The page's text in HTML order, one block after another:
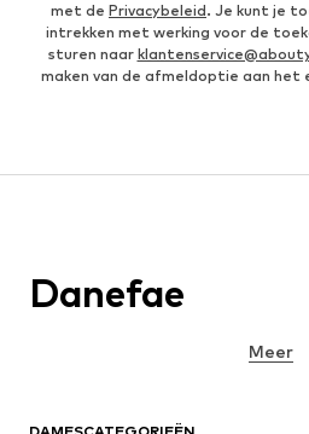
met de Privacybeleid. Je kunt je
intrekken met werking voor de
sturen naar
maken van de afmeldoptie aan het
Danefae
Meer